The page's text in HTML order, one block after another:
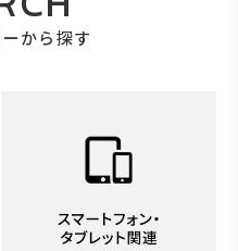
から探す